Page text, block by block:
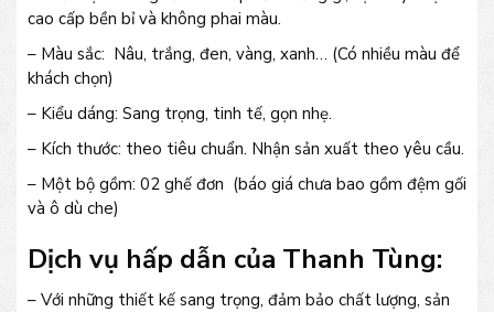
cao cấp bền bỉ và không phai màu.
– Màu sắc: Nâu, trắng, đen, vàng, xanh… (Có nhiều màu để
khách chọn)
– Kiểu dáng: Sang trọng, tinh tế, gọn nhẹ.
– Kích thước: theo tiêu chuẩn. Nhận sản xuất theo yêu cầu.
– Một bộ gồm: 02 ghế đơn (báo giá chưa bao gồm đệm gối
và ô dù che)
Dịch vụ hấp dẫn của Thanh Tùng:
– Với những thiết kế sang trọng, đảm bảo chất lượng, sản